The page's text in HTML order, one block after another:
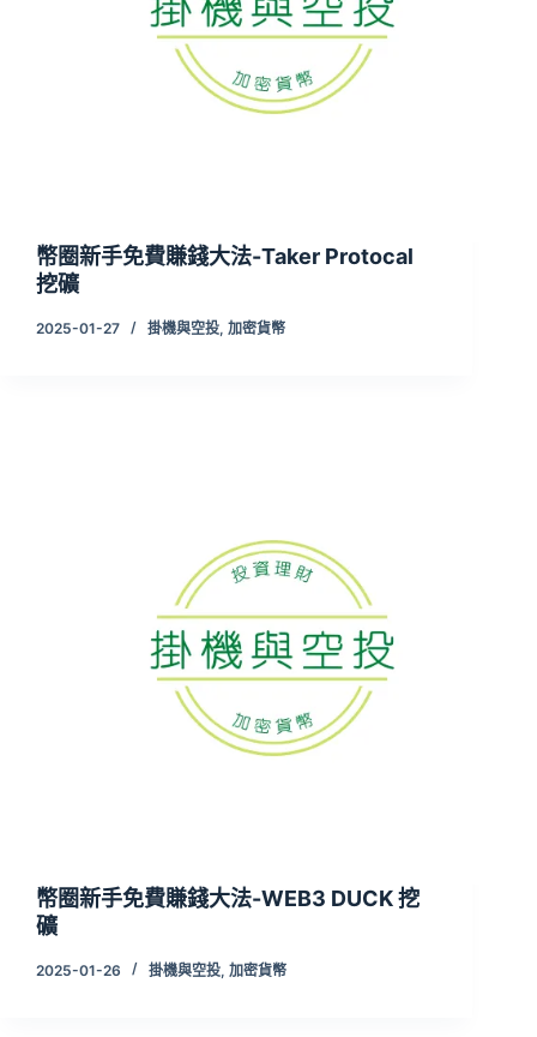
幣圈新手免費賺錢大法-Taker Protocal
挖礦
2025-01-27 掛機與空投, 加密貨幣
幣圈新手免費賺錢大法-WEB3 DUCK 挖
礦
2025-01-26 掛機與空投, 加密貨幣